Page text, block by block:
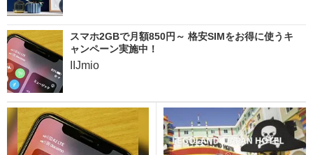
スマホ2GBで月額850円～ 格安SIMをお得に使うキ
ャンペーン実施中！
IIJmio